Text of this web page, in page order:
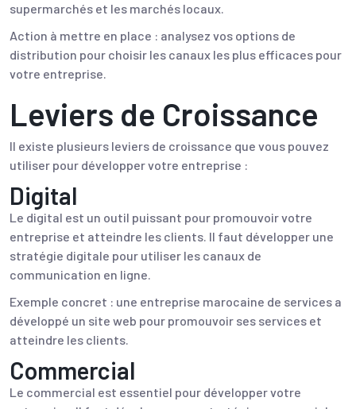
supermarchés et les marchés locaux.
Action à mettre en place : analysez vos options de
distribution pour choisir les canaux les plus efficaces pour
votre entreprise.
Leviers de Croissance
Il existe plusieurs leviers de croissance que vous pouvez
utiliser pour développer votre entreprise :
Digital
Le digital est un outil puissant pour promouvoir votre
entreprise et atteindre les clients. Il faut développer une
stratégie digitale pour utiliser les canaux de
communication en ligne.
Exemple concret : une entreprise marocaine de services a
développé un site web pour promouvoir ses services et
atteindre les clients.
Commercial
Le commercial est essentiel pour développer votre